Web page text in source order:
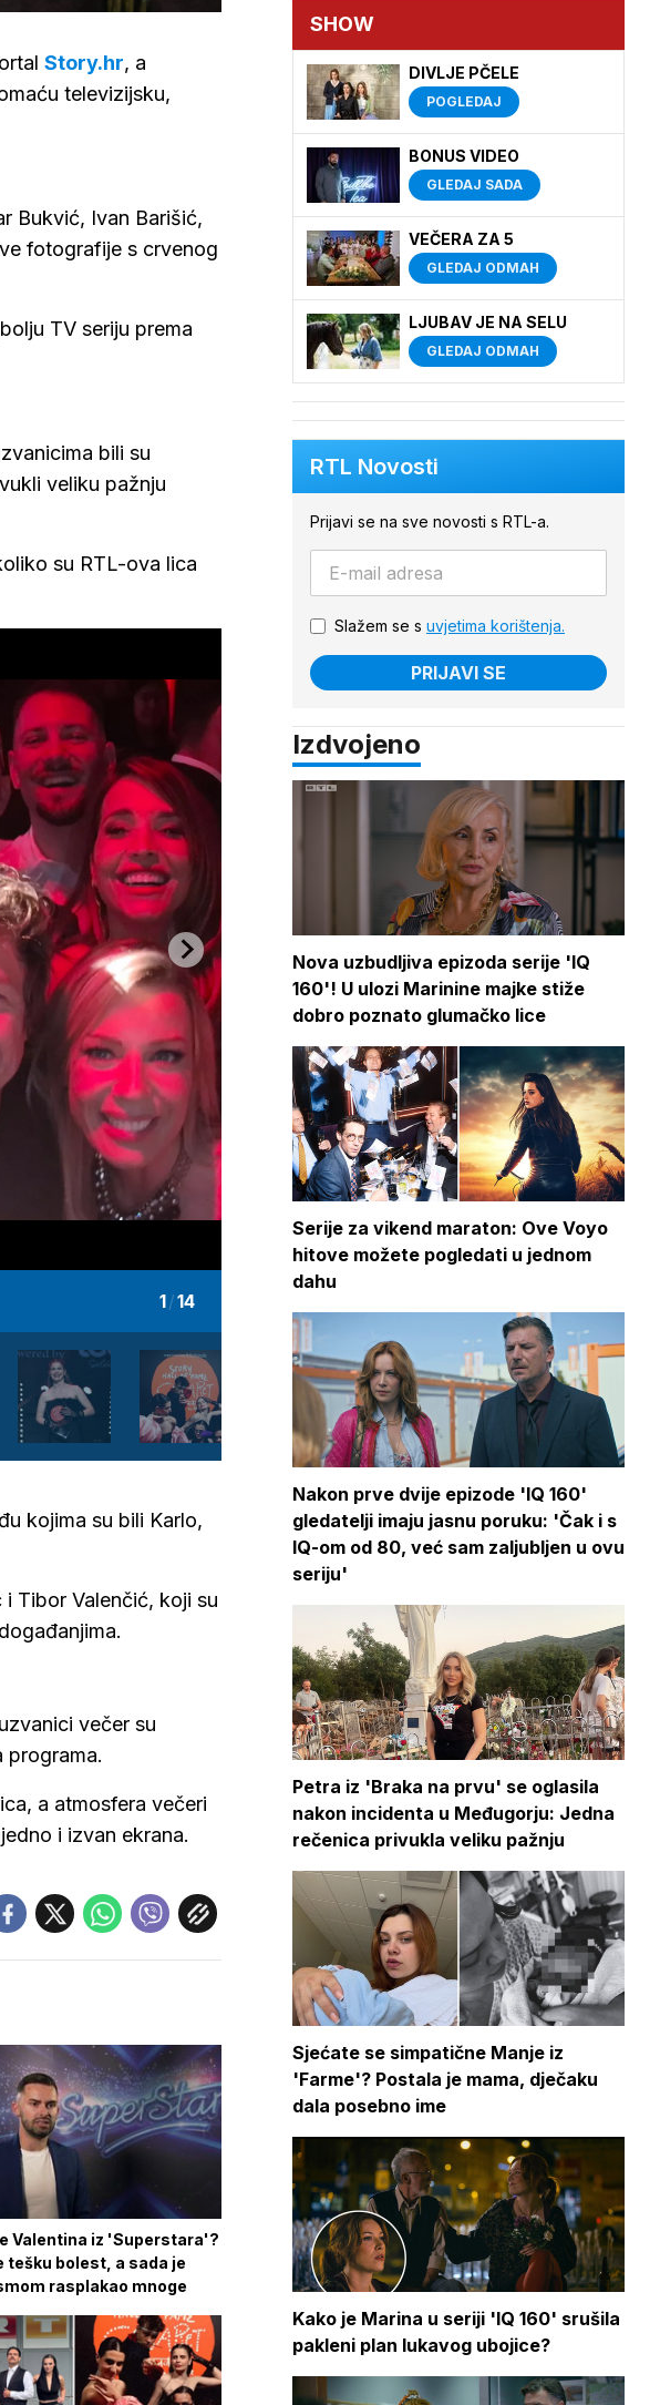
Story.hr, a
televizijsku,
Bukvić, Ivan Barišić,
fotografije s crvenog
TV seriju prema
bili su
veliku pažnju
su RTL-ova lica
1/14
kojima su bili Karlo,
Tibor Valenčić, koji su
večer su
programa.
a atmosfera večeri
i izvan ekrana.
Valentina iz 'Superstara'?
tešku bolest, a sada je
rasplakao mnoge
SHOW
DIVLJE PČELE
POGLEDAJ
BONUS VIDEO
GLEDAJ SADA
VEČERA ZA 5
GLEDAJ ODMAH
LJUBAV JE NA SELU
GLEDAJ ODMAH
RTL Novosti
Prijavi se na sve novosti s RTL-a.
Slažem se s uvjetima korištenja.
PRIJAVI SE
Izdvojeno
Nova uzbudljiva epizoda serije 'IQ
160'! U ulozi Marinine majke stiže
dobro poznato glumačko lice
Serije za vikend maraton: Ove Voyo
hitove možete pogledati u jednom
dahu
Nakon prve dvije epizode 'IQ 160'
gledatelji imaju jasnu poruku: 'Čak i s
IQ-om od 80, već sam zaljubljen u ovu
seriju'
Petra iz 'Braka na prvu' se oglasila
nakon incidenta u Međugorju: Jedna
rečenica privukla veliku pažnju
Sjećate se simpatične Manje iz
'Farme'? Postala je mama, dječaku
dala posebno ime
Kako je Marina u seriji 'IQ 160' srušila
pakleni plan lukavog ubojice?